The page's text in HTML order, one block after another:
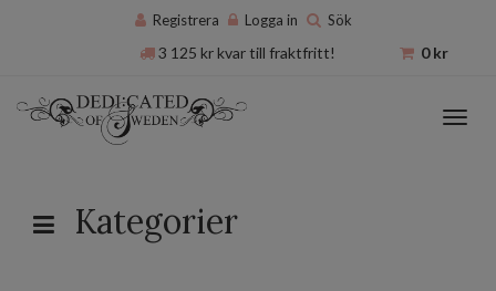
Registrera Logga in Sök
0kr
3 125 krkvar till fraktfritt!
Kategorier